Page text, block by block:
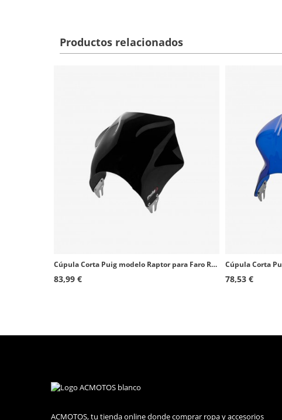
Productos relacionados
Cúpula Corta Puig modelo Raptor para Faro Redondo color Negro 0013N
83,99 € 78,53 €
ACMOTOS, tu tienda online donde comprar ropa y accesorios